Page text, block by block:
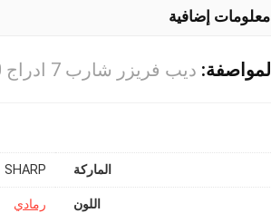
معلومات إضافية
المواصفة: ديب فريزر شارب 7 ادراج 300 لتر انفرتر ديجيتال
الماركة SHARP
اللون رمادي